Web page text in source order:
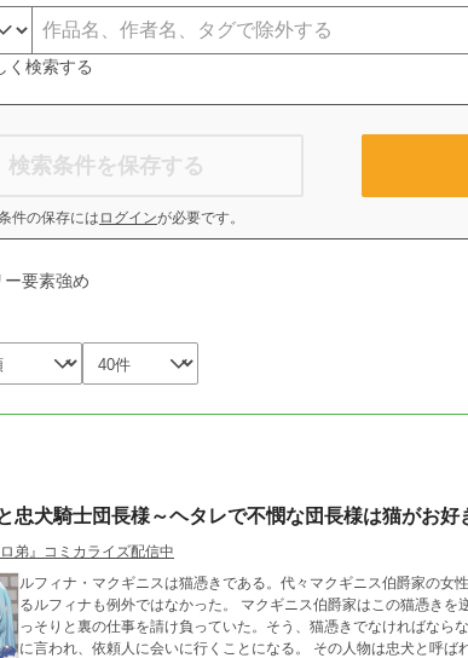
く検索する
検索条件を保存する
件の保存には ログインが必要です。
ー要素強め
忠犬騎士団長様～ヘタレで不憫な団長様は猫がお好
弟』コミカライズ配信中
ルフィナ・マクギニスは猫憑きである。代々マクギニス伯爵家の女
るルフィナも例外ではなかった。 マクギニス伯爵家はこの猫憑き
っそりと裏の仕事を請け負っていた。そう、猫憑きでなければなら
に言われ、依頼人に会いに行くことになる。 その人物は忠犬と呼